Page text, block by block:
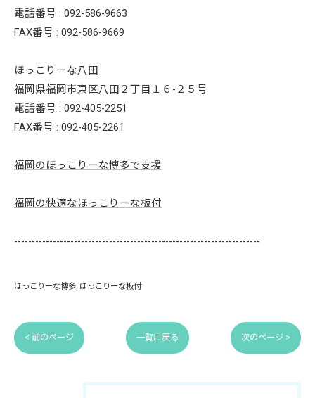
電話番号 : 092-586-9663
FAX番号 : 092-586-9669
ほっこりーな八田
福岡県福岡市東区八田２丁目１６-２５号
電話番号 : 092-405-2251
FAX番号 : 092-405-2261
福岡のほっこりーな博多で支援
福岡の快適なほっこりーな板付
----------------------------------------------------------------------
ほっこりーな博多 ほっこりーな板付
< 前のページ 一覧に戻る 次のページ >